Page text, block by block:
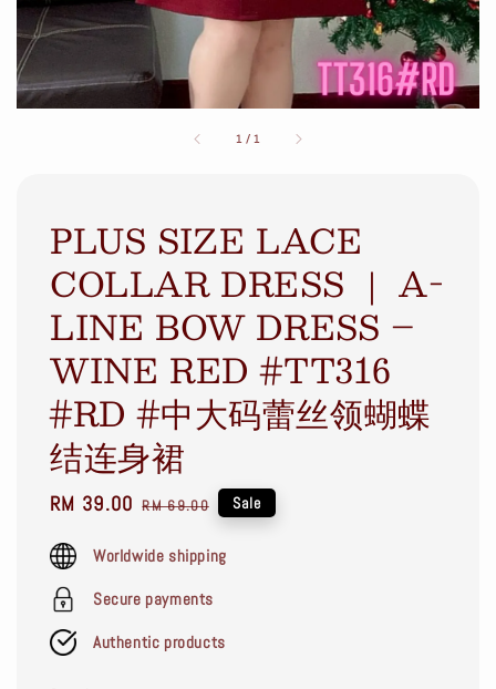
1 /1
PLUS SIZE LACE
COLLAR DRESS ｜ A-
LINE BOW DRESS –
WINE RED #TT316
#RD #中大码蕾丝领蝴蝶
结连身裙
Sale
RM 39.00 Regular
RM 69.00 Sale
Worldwide shipping
Secure payments
Authentic products